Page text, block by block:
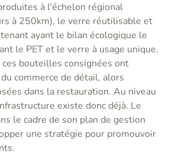
à l'échelon régional
à 250km), le verre réutilisable et
ayant le bilan écologique le
le PET et le verre à usage unique.
bouteilles consignées ont
commerce de détail, alors
dans la restauration. Au niveau
existe donc déjà. Le
le cadre de son plan de gestion
une stratégie pour promouvoir